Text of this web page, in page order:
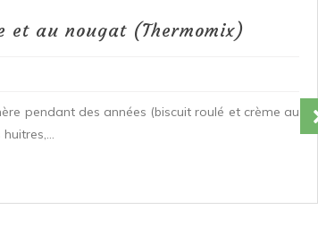
et au nougat (Thermomix)
pendant des années (biscuit roulé et crème au